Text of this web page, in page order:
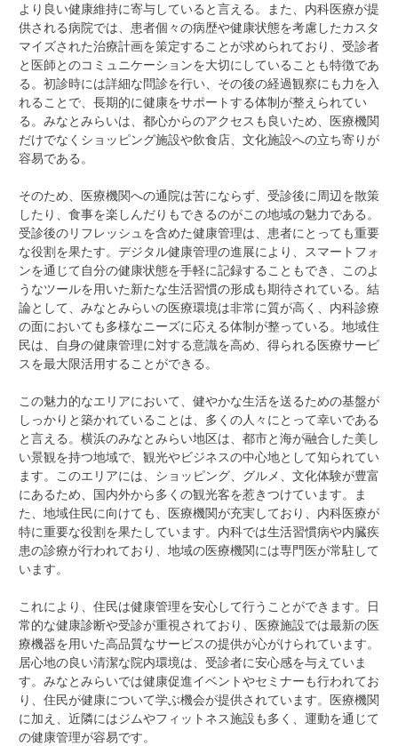
より良い健康維持に寄与していると言える。また、内科医療が提
供される病院では、患者個々の病歴や健康状態を考慮したカスタ
マイズされた治療計画を策定することが求められており、受診者
と医師とのコミュニケーションを大切にしていることも特徴であ
る。初診時には詳細な問診を行い、その後の経過観察にも力を入
れることで、長期的に健康をサポートする体制が整えられてい
る。みなとみらいは、都心からのアクセスも良いため、医療機関
だけでなくショッピング施設や飲食店、文化施設への立ち寄りが
容易である。
そのため、医療機関への通院は苦にならず、受診後に周辺を散策
したり、食事を楽しんだりもできるのがこの地域の魅力である。
受診後のリフレッシュを含めた健康管理は、患者にとっても重要
な役割を果たす。デジタル健康管理の進展により、スマートフォ
ンを通じて自分の健康状態を手軽に記録することもでき、このよ
うなツールを用いた新たな生活習慣の形成も期待されている。結
論として、みなとみらいの医療環境は非常に質が高く、内科診療
の面においても多様なニーズに応える体制が整っている。地域住
民は、自身の健康管理に対する意識を高め、得られる医療サービ
スを最大限活用することができる。
この魅力的なエリアにおいて、健やかな生活を送るための基盤が
しっかりと築かれていることは、多くの人々にとって幸いである
と言える。横浜のみなとみらい地区は、都市と海が融合した美し
い景観を持つ地域で、観光やビジネスの中心地として知られてい
ます。このエリアには、ショッピング、グルメ、文化体験が豊富
にあるため、国内外から多くの観光客を惹きつけています。ま
た、地域住民に向けても、医療機関が充実しており、内科医療が
特に重要な役割を果たしています。内科では生活習慣病や内臓疾
患の診療が行われており、地域の医療機関には専門医が常駐して
います。
これにより、住民は健康管理を安心して行うことができます。日
常的な健康診断や受診が重視されており、医療施設では最新の医
療機器を用いた高品質なサービスの提供が心がけられています。
居心地の良い清潔な院内環境は、受診者に安心感を与えていま
す。みなとみらいでは健康促進イベントやセミナーも行われてお
り、住民が健康について学ぶ機会が提供されています。医療機関
に加え、近隣にはジムやフィットネス施設も多く、運動を通じて
の健康管理が容易です。